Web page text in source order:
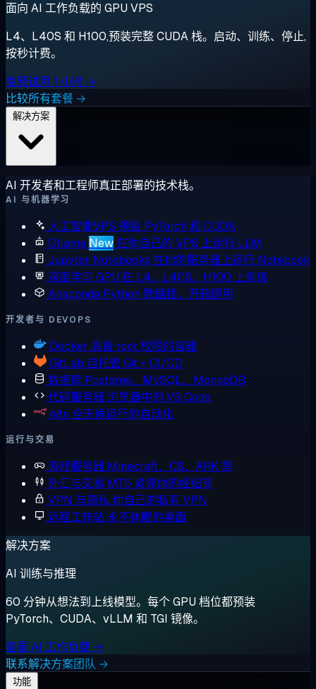
面向 AI 工作负载的 GPU VPS
L4、L40S 和 H100,预装完整 CUDA 栈。启动、训练、停止,
按秒计费。
免费试用 1 小时 →
比较所有套餐 →
AI 开发者和工程师真正部署的技术栈。
AI 与机器学习
人工智能VPS 预装 PyTorch 和 CUDA
Ollama New在你自己的 VPS 上运行 LLM
Jupyter Notebooks 在你的服务器上运行 Notebook
深度学习 GPU 在 L4、L40S、H100 上训练
Anaconda Python 数据栈，开箱即用
开发者与 DEVOPS
Docker 具备 root 权限的容器
GitLab 自托管 Git + CI/CD
数据库 Postgres、MySQL、MongoDB
代码服务器 浏览器中的 VS Code
n8n 全天候运行的自动化
运行与交易
游戏服务器 Minecraft、CS、ARK 等
外汇与交易 MT5 紧邻你的经纪商
VPN 与隐私 你自己的私有 VPN
远程工作站 永不休眠的桌面
解决方案
AI 训练与推理
60 分钟从想法到上线模型。每个 GPU 档位都预装
PyTorch、CUDA、vLLM 和 TGI 镜像。
查看 AI 工作负载 →
联系解决方案团队 →